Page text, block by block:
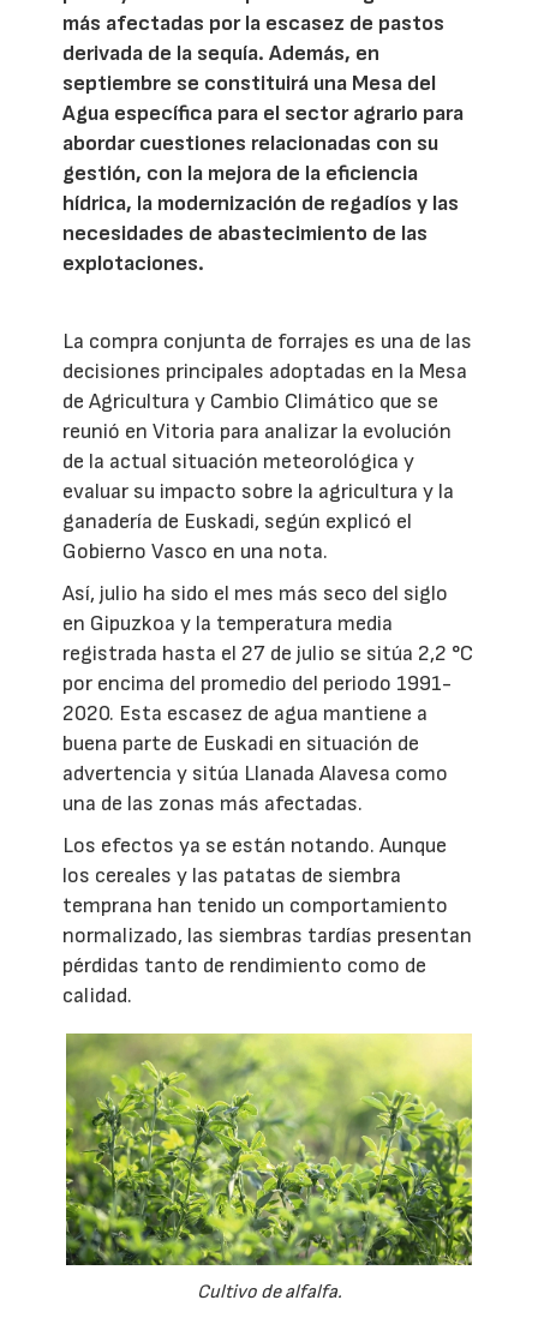
más afectadas por la escasez de pastos
derivada de la sequía. Además, en
septiembre se constituirá una Mesa del
Agua específica para el sector agrario para
abordar cuestiones relacionadas con su
gestión, con la mejora de la eficiencia
hídrica, la modernización de regadíos y las
necesidades de abastecimiento de las
explotaciones.
La compra conjunta de forrajes es una de las
decisiones principales adoptadas en la Mesa
de Agricultura y Cambio Climático que se
reunió en Vitoria para analizar la evolución
de la actual situación meteorológica y
evaluar su impacto sobre la agricultura y la
ganadería de Euskadi, según explicó el
Gobierno Vasco en una nota.
Así, julio ha sido el mes más seco del siglo
en Gipuzkoa y la temperatura media
registrada hasta el 27 de julio se sitúa 2,2 °C
por encima del promedio del periodo 1991-
2020. Esta escasez de agua mantiene a
buena parte de Euskadi en situación de
advertencia y sitúa Llanada Alavesa como
una de las zonas más afectadas.
Los efectos ya se están notando. Aunque
los cereales y las patatas de siembra
temprana han tenido un comportamiento
normalizado, las siembras tardías presentan
pérdidas tanto de rendimiento como de
calidad.
Cultivo de alfalfa.